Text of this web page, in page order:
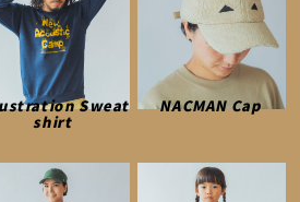
Sweat
shirt
NACMAN Cap